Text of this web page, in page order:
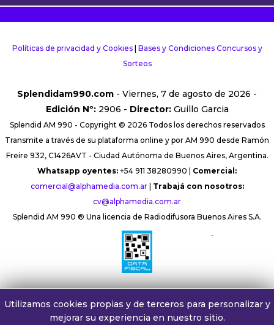
Políticas de privacidad y Cookies| Bases y Condiciones Concursos y
Sorteos
Splendidam990.com - Viernes, 7 de agosto de 2026 -
Edición Nº:2906 - Director:Guillo Garcia
Splendid AM 990 - Copyright © 2026 Todos los derechos reservados
Transmite a través de su plataforma online y por AM 990 desde Ramón
Freire 932, C1426AVT - Ciudad Autónoma de Buenos Aires, Argentina.
Whatsapp oyentes: +54 911 38280990 | Comercial:
comercial@alphamedia.com.ar| Trabajá con nosotros:
cv@alphamedia.com.ar
Splendid AM 990 ® Una licencia de Radiodifusora Buenos Aires S.A.
´
Utilizamos cookies propias y de terceros para personalizar y
mejorar su experiencia en nuestro sitio.